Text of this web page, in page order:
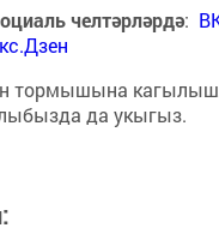
челтәрләрдә:
тормышына
да укыгыз.